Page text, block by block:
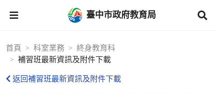
臺中市政府教育局
首頁 科室業務
終身教育科
補習班最新資訊及附件下載
返回補習班最新資訊及附件下載